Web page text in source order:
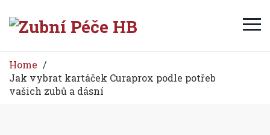
Home
Jak vybrat kartáček Curaprox podle potřeb
vašich zubů a dásní